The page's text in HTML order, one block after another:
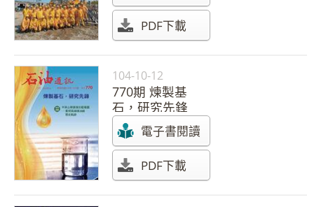
PDF下載
104-10-12
770期 煉製基
石，研究先鋒
電子書閱讀
PDF下載